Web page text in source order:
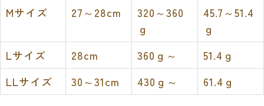
Mサイズ
27～28cm
320～360
ｇ
45.7～51.4
ｇ
Lサイズ
28cm 360ｇ～
51.4ｇ
LLサイズ
30～31cm 430ｇ～ 61.4ｇ